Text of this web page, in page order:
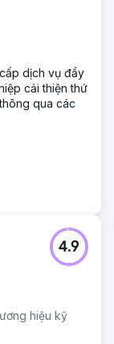
dịch vụ đầy
cải thiện thứ
qua các
hiệu kỹ
4.9